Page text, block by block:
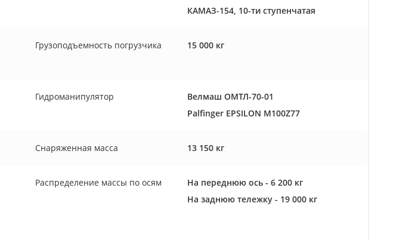
КАМАЗ-154, 10-ти ступенчатая
Грузоподъемность погрузчика 15 000 кг
Гидроманипулятор
Велмаш ОМТЛ-70-01
Palfinger EPSILON M100Z77
Снаряженная массa 13 150 кг
Распределение массы по осям
На переднюю ось - 6 200 кг
На заднюю тележку - 19 000 кг